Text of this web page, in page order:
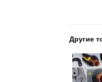
Другие